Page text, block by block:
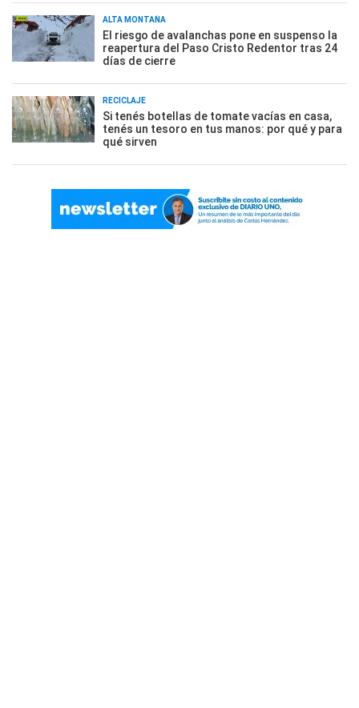
ALTA MONTAÑA
El riesgo de avalanchas pone en suspenso la
reapertura del Paso Cristo Redentor tras 24
días de cierre
RECICLAJE
Si tenés botellas de tomate vacías en casa,
tenés un tesoro en tus manos: por qué y para
qué sirven